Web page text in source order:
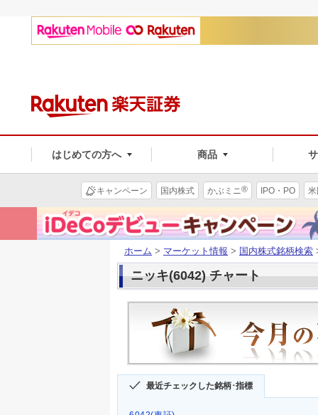
はじめての方へ 商品
キャンペーン 国内株式 かぶミニ® IPO・PO
ホーム > マーケット情報 > 国内株式銘柄検索
ニッキ(6042) チャート
最近チェックした銘柄･指標